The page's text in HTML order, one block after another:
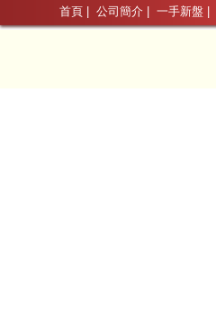
首頁| 公司簡介| 一手新盤|